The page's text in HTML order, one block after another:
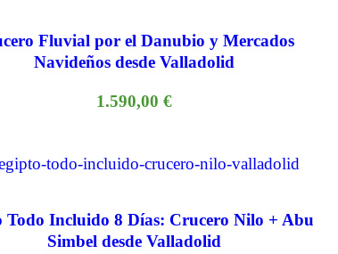
Fluvial por el Danubio y Mercados
Navideños desde Valladolid
1.590,00 €
Todo Incluido 8 Días: Crucero Nilo + Abu
Simbel desde Valladolid